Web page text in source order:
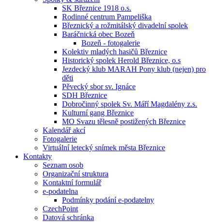
SK Březnice 1918 o.s.
Rodinné centrum Pampeliška
Březnický a rožmitálský divadelní spolek
Baráčnická obec Bozeň
Bozeň - fotogalerie
Kolektiv mladých hasičů Březnice
Historický spolek Herold Březnice, o.s
Jezdecký klub MARAH Pony klub (nejen) pro
děti
Pěvecký sbor sv. Ignáce
SDH Březnice
Dobročinný spolek Sv. Máří Magdalény z.s.
Kulturní gang Březnice
MO Svazu tělesně postižených Březnice
Kalendář akcí
Fotogalerie
Virtuální letecký snímek města Březnice
Kontakty
Seznam osob
Organizační struktura
Kontaktní formulář
e-podatelna
Podmínky podání e-podatelny
CzechPoint
Datová schránka